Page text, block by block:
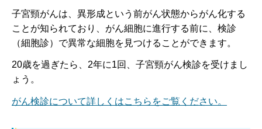
子宮頸がんは、異形成という前がん状態からがん化する
ことが知られており、がん細胞に進行する前に、検診
（細胞診）で異常な細胞を見つけることができます。
20歳を過ぎたら、2年に1回、子宮頸がん検診を受けまし
ょう。
がん検診について詳しくはこちらをご覧ください。